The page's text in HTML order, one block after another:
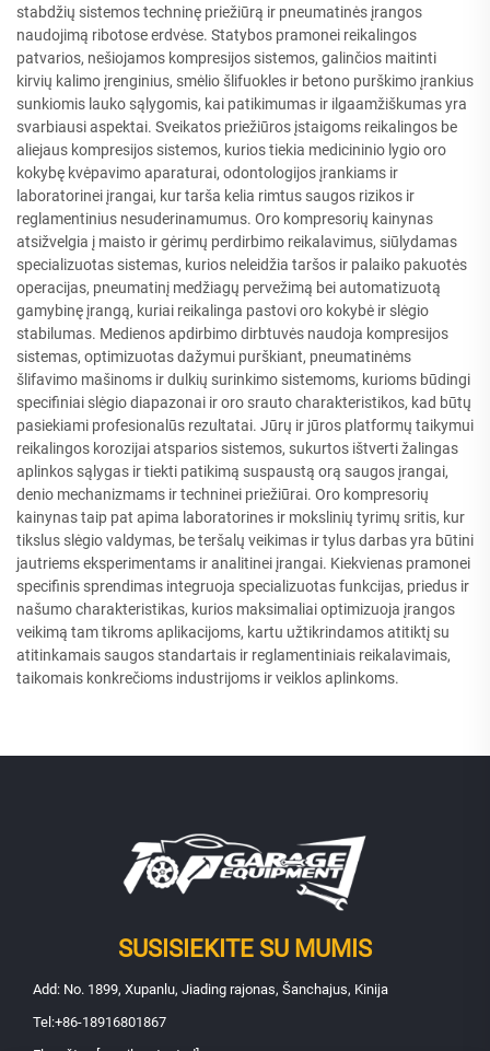
stabdžių sistemos techninę priežiūrą ir pneumatinės įrangos
naudojimą ribotose erdvėse. Statybos pramonei reikalingos
patvarios, nešiojamos kompresijos sistemos, galinčios maitinti
kirvių kalimo įrenginius, smėlio šlifuokles ir betono purškimo įrankius
sunkiomis lauko sąlygomis, kai patikimumas ir ilgaamžiškumas yra
svarbiausi aspektai. Sveikatos priežiūros įstaigoms reikalingos be
aliejaus kompresijos sistemos, kurios tiekia medicininio lygio oro
kokybę kvėpavimo aparaturai, odontologijos įrankiams ir
laboratorinei įrangai, kur tarša kelia rimtus saugos rizikos ir
reglamentinius nesuderinamumus. Oro kompresorių kainynas
atsižvelgia į maisto ir gėrimų perdirbimo reikalavimus, siūlydamas
specializuotas sistemas, kurios neleidžia taršos ir palaiko pakuotės
operacijas, pneumatinį medžiagų pervežimą bei automatizuotą
gamybinę įrangą, kuriai reikalinga pastovi oro kokybė ir slėgio
stabilumas. Medienos apdirbimo dirbtuvės naudoja kompresijos
sistemas, optimizuotas dažymui purškiant, pneumatinėms
šlifavimo mašinoms ir dulkių surinkimo sistemoms, kurioms būdingi
specifiniai slėgio diapazonai ir oro srauto charakteristikos, kad būtų
pasiekiami profesionalūs rezultatai. Jūrų ir jūros platformų taikymui
reikalingos korozijai atsparios sistemos, sukurtos ištverti žalingas
aplinkos sąlygas ir tiekti patikimą suspaustą orą saugos įrangai,
denio mechanizmams ir techninei priežiūrai. Oro kompresorių
kainynas taip pat apima laboratorines ir mokslinių tyrimų sritis, kur
tikslus slėgio valdymas, be teršalų veikimas ir tylus darbas yra būtini
jautriems eksperimentams ir analitinei įrangai. Kiekvienas pramonei
specifinis sprendimas integruoja specializuotas funkcijas, priedus ir
našumo charakteristikas, kurios maksimaliai optimizuoja įrangos
veikimą tam tikroms aplikacijoms, kartu užtikrindamos atitiktį su
atitinkamais saugos standartais ir reglamentiniais reikalavimais,
taikomais konkrečioms industrijoms ir veiklos aplinkoms.
SUSISIEKITE SU MUMIS
Add: No. 1899, Xupanlu, Jiading rajonas, Šanchajus, Kinija
Tel:+86-18916801867